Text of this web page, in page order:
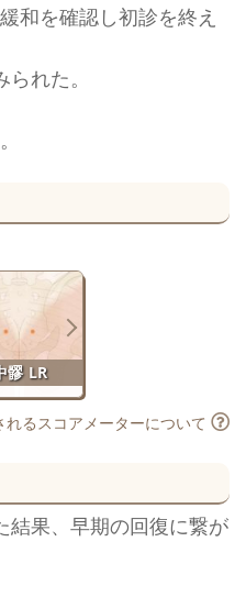
和を確認し初診を終え
れた。
髎 LR
るスコアメーターについて
結果、早期の回復に繋が